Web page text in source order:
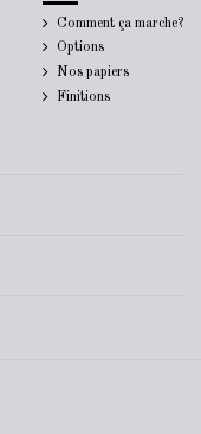
Comment ça marche?
Options
Nos papiers
Finitions